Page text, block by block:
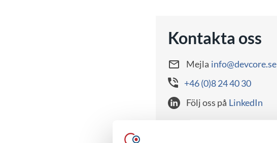
Kontakta oss
Mejla info@devcore.se
+46 (0)8 24 40 30
Följ oss på LinkedIn